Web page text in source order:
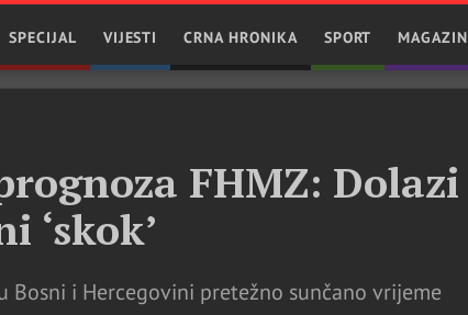
SPECIJAL VIJESTI CRNA HRONIKA SPORT MAGAZIN
FHMZ: Dolazi
‘skok’
Bosni i Hercegovini pretežno sunčano vrijeme